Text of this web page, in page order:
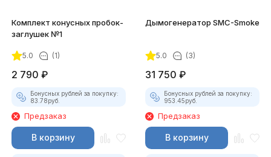
Комплект конусных пробок-
заглушек №1
5.0 (1)
2 790 ₽
Бонусных рублей за покупку:
83.78руб.
Предзаказ
В корзину
Дымогенератор SMC-Smoke
5.0 (3)
31 750 ₽
Бонусных рублей за покупку:
953.45руб.
Предзаказ
В корзину